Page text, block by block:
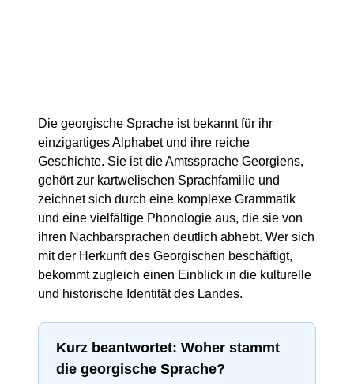
Die georgische Sprache ist bekannt für ihr
einzigartiges Alphabet und ihre reiche
Geschichte. Sie ist die Amtssprache Georgiens,
gehört zur kartwelischen Sprachfamilie und
zeichnet sich durch eine komplexe Grammatik
und eine vielfältige Phonologie aus, die sie von
ihren Nachbarsprachen deutlich abhebt. Wer sich
mit der Herkunft des Georgischen beschäftigt,
bekommt zugleich einen Einblick in die kulturelle
und historische Identität des Landes.
Kurz beantwortet: Woher stammt
die georgische Sprache?